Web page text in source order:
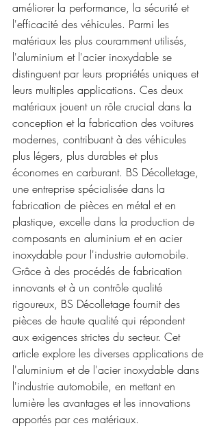
améliorer la performance, la sécurité et
l'efficacité des véhicules. Parmi les
matériaux les plus couramment utilisés,
l'aluminium et l'acier inoxydable se
distinguent par leurs propriétés uniques et
leurs multiples applications. Ces deux
matériaux jouent un rôle crucial dans la
conception et la fabrication des voitures
modernes, contribuant à des véhicules
plus légers, plus durables et plus
économes en carburant. BS Décolletage,
une entreprise spécialisée dans la
fabrication de pièces en métal et en
plastique, excelle dans la production de
composants en aluminium et en acier
inoxydable pour l'industrie automobile.
Grâce à des procédés de fabrication
innovants et à un contrôle qualité
rigoureux, BS Décolletage fournit des
pièces de haute qualité qui répondent
aux exigences strictes du secteur. Cet
article explore les diverses applications de
l'aluminium et de l'acier inoxydable dans
l'industrie automobile, en mettant en
lumière les avantages et les innovations
apportés par ces matériaux.